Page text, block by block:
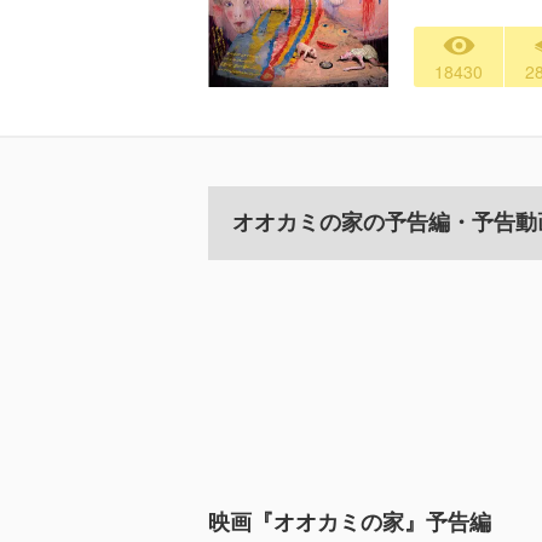
18430
オオカミの家の予告編・予告動
映画『オオカミの家』予告編